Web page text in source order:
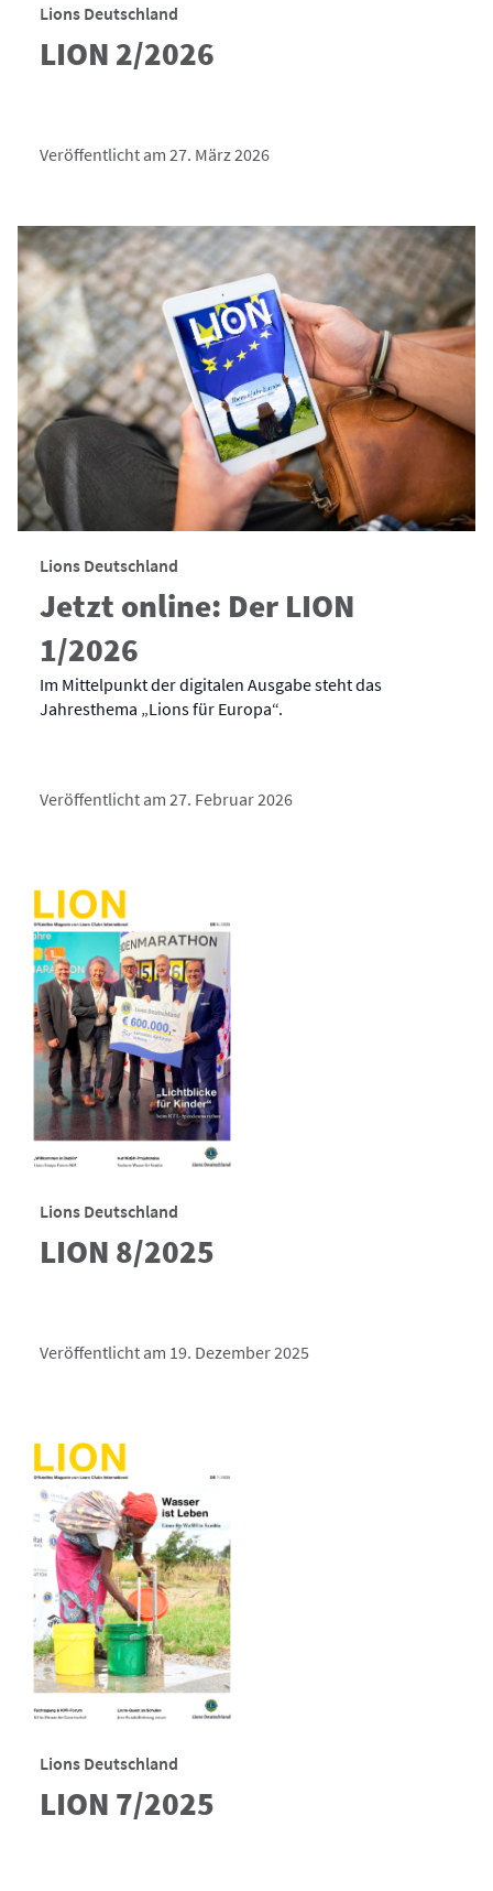
Lions Deutschland
LION 2/2026
Veröffentlicht am 27. März 2026
Lions Deutschland
Jetzt online: Der LION
1/2026
Im Mittelpunkt der digitalen Ausgabe steht das
Jahresthema „Lions für Europa“.
Veröffentlicht am 27. Februar 2026
Lions Deutschland
LION 8/2025
Veröffentlicht am 19. Dezember 2025
Lions Deutschland
LION 7/2025